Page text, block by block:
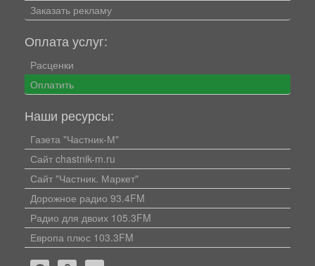
Заказать рекламу
Оплата услуг:
Расценки
Оплатить
Наши ресурсы:
Газета "Частник-М"
Сайт chastnik-m.ru
Сайт "Частник. Маркет"
Дорожное радио 93.4FM
Радио для двоих 105.3FM
Европа плюс 103.3FM